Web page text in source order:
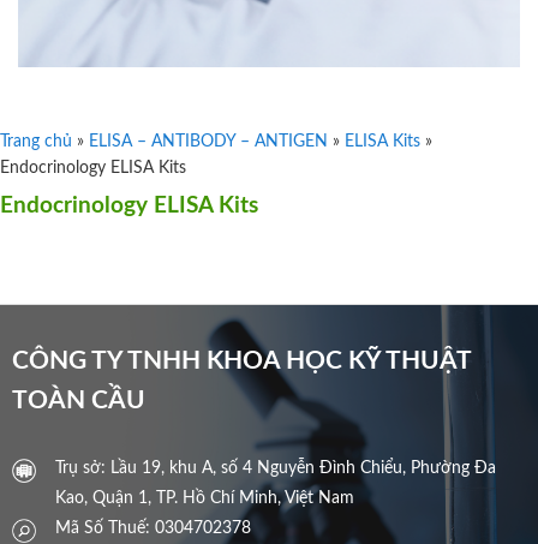
Trang chủ » ELISA – ANTIBODY – ANTIGEN » ELISA Kits »
Endocrinology ELISA Kits
Endocrinology ELISA Kits
CÔNG TY TNHH KHOA HỌC KỸ THUẬT
TOÀN CẦU
Trụ sở: Lầu 19, khu A, số 4 Nguyễn Đình Chiểu, Phường Đa
Kao, Quận 1, TP. Hồ Chí Minh, Việt Nam
Mã Số Thuế: 0304702378